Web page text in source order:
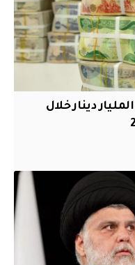
دينار خلال